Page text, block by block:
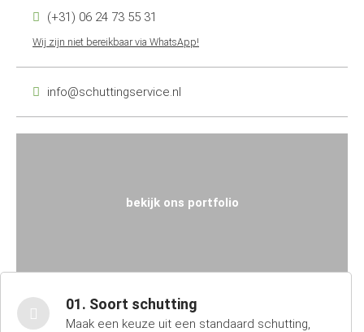
(+31) 06 24 73 55 31
Wij zijn niet bereikbaar via WhatsApp!
info@schuttingservice.nl
bekijk ons portfolio
01. Soort schutting
Maak een keuze uit een standaard schutting,